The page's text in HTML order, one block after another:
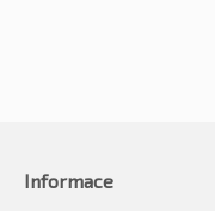
Informace